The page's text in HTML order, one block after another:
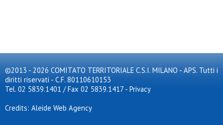
©2013 - 2026 COMITATO TERRITORIALE C.S.I. MILANO - APS. Tutti i
diritti riservati - C.F. 80110610153
Tel. 02 5839.1401 / Fax 02 5839.1417 - Privacy
Credits: Aleide Web Agency